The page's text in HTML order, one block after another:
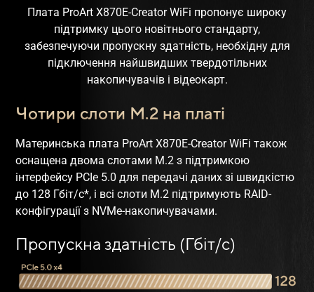
Плата ProArt X870E-Creator WiFi пропонує широку
підтримку цього новітнього стандарту,
забезпечуючи пропускну здатність, необхідну для
підключення найшвидших твердотільних
накопичувачів і відеокарт.
Чотири слоти M.2 на платі
Материнська плата ProArt X870E-Creator WiFi також
оснащена двома слотами M.2 з підтримкою
інтерфейсу PCIe 5.0 для передачі даних зі швидкістю
до 128 Гбіт/с*, і всі слоти M.2 підтримують RAID-
конфігурації з NVMe-накопичувачами.
Пропускна здатність (Гбіт/с)